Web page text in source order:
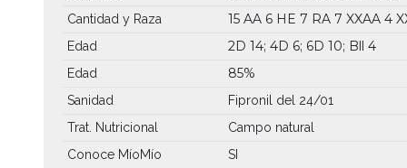
Cantidad y Raza
15 AA 6 HE 7 RA 7 XXAA 4
Edad 2D 14; 4D 6; 6D 10; Bll 4
Edad 85%
Sanidad
Fipronil del 24/01
Trat. Nutricional
Campo natural
Conoce MíoMío
SI